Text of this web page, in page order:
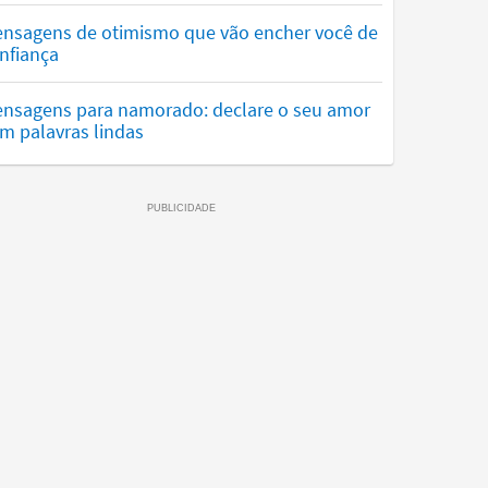
de otimismo que vão encher você de
para namorado: declare o seu amor
palavras lindas